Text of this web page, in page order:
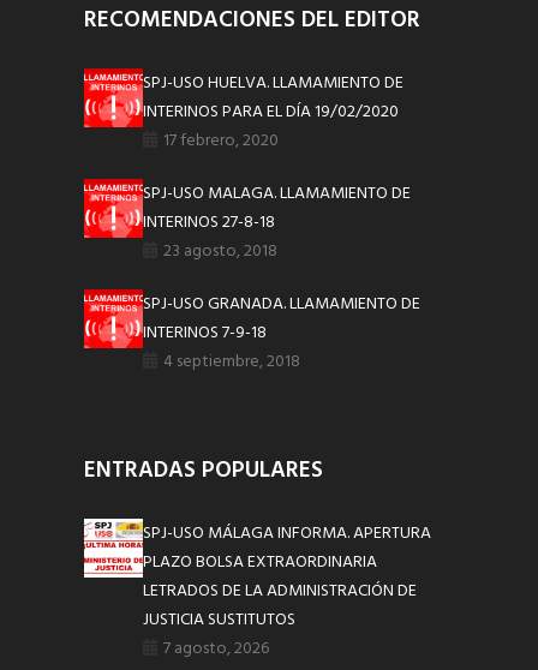
RECOMENDACIONES DEL EDITOR
SPJ-USO HUELVA. LLAMAMIENTO DE
INTERINOS PARA EL DÍA 19/02/2020
17 febrero, 2020
SPJ-USO MALAGA. LLAMAMIENTO DE
INTERINOS 27-8-18
23 agosto, 2018
SPJ-USO GRANADA. LLAMAMIENTO DE
INTERINOS 7-9-18
4 septiembre, 2018
ENTRADAS POPULARES
SPJ-USO MÁLAGA INFORMA. APERTURA
PLAZO BOLSA EXTRAORDINARIA
LETRADOS DE LA ADMINISTRACIÓN DE
JUSTICIA SUSTITUTOS
7 agosto, 2026